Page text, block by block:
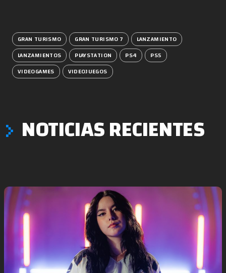
GRAN TURISMO GRAN TURISMO 7
LANZAMIENTO
LANZAMIENTOS
PLAYSTATION PS4
PS5
VIDEOGAMES
VIDEOJUEGOS
NOTICIAS RECIENTES